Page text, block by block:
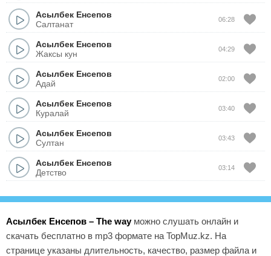
Асылбек Енсепов
Салтанат
06:28
Асылбек Енсепов
Жаксы кун
04:29
Асылбек Енсепов
Адай
02:00
Асылбек Енсепов
Куралай
03:40
Асылбек Енсепов
Султан
03:43
Асылбек Енсепов
Детство
03:14
Асылбек Енсепов – The wayможно слушать онлайн и
скачать бесплатно в mp3 формате на TopMuz.kz. На
странице указаны длительность, качество, размер файла и